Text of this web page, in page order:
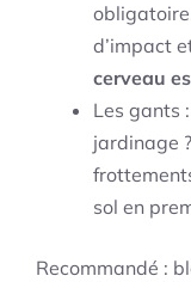
d’impact
cerveau
Les gants
jardinage ?
sol en
Recommandé :